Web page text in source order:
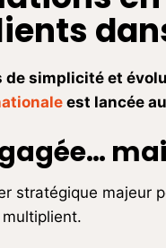
simplicité et
est lancée
stratégique majeur